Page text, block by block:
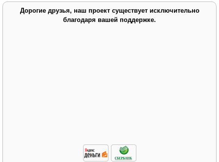
Дорогие друзья, наш проект существует исключительно
благодаря вашей поддержке.